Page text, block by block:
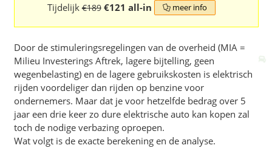
Tijdelijk€189 €121 all-in  meer info
Door de stimuleringsregelingen van de overheid (MIA =
Milieu Investerings Aftrek, lagere bijtelling, geen
wegenbelasting) en de lagere gebruikskosten is elektrisch
rijden voordeliger dan rijden op benzine voor
ondernemers. Maar dat je voor hetzelfde bedrag over 5
jaar een drie keer zo dure elektrische auto kan kopen zal
toch de nodige verbazing oproepen.
Wat volgt is de exacte berekening en de analyse.